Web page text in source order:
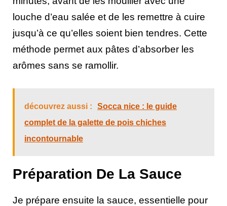
louche d’eau salée et de les remettre à cuire
jusqu’à ce qu’elles soient bien tendres. Cette
méthode permet aux pâtes d’absorber les
arômes sans se ramollir.
découvrez aussi :
Socca nice : le guide
complet de la galette de pois chiches
incontournable
Préparation De La Sauce
Je prépare ensuite la sauce, essentielle pour